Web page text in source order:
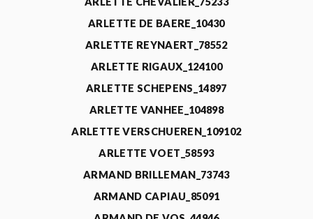
ARLETTE DE BAERE_10430
ARLETTE REYNAERT_78552
ARLETTE RIGAUX_124100
ARLETTE SCHEPENS_14897
ARLETTE VANHEE_104898
ARLETTE VERSCHUEREN_109102
ARLETTE VOET_58593
ARMAND BRILLEMAN_73743
ARMAND CAPIAU_85091